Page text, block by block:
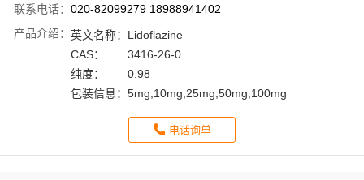
联系电话： 020-82099279 18988941402
产品介绍： 英文名称： Lidoflazine
CAS：
3416-26-0
纯度：
0.98
包装信息： 5mg;10mg;25mg;50mg;100mg
电话询单